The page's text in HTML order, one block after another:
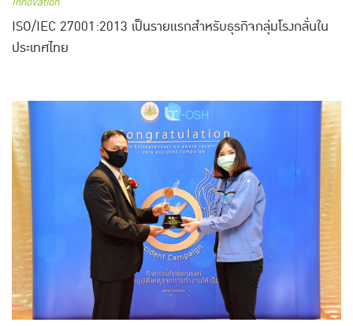
ISO/IEC 27001:2013 เป็นรายแรกสำหรับธุรกิจกลุ่มโรงกลั่นใน
ประเทศไทย